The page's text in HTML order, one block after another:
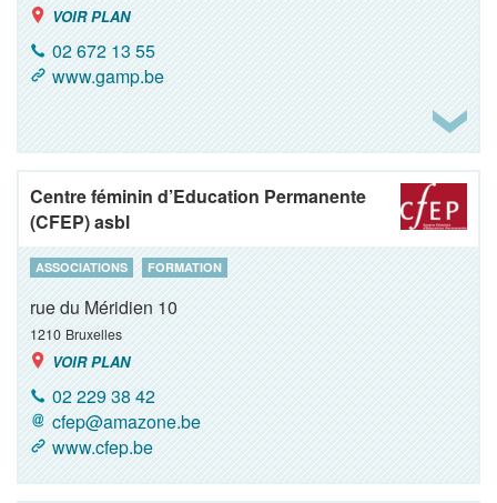
VOIR PLAN
02 672 13 55
www.gamp.be
Centre féminin d’Education Permanente
(CFEP) asbl
ASSOCIATIONS FORMATION
rue du Méridien 10
1210 Bruxelles
VOIR PLAN
02 229 38 42
cfep@amazone.be
www.cfep.be